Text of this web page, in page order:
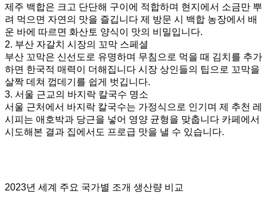
제주 백합은 크고 단단해 구이에 적합하며 현지에서 소금만 뿌
려 먹으면 자연의 맛을 즐깁니다 제 방문 시 백합 농장에서 배
운 바에 따르면 화산토 양식이 맛의 비밀입니다.
2. 부산 자갈치 시장의 꼬막 스페셜
부산 꼬막은 신선도로 유명하며 무침으로 먹을 때 김치를 추가
하면 한국적 매력이 더해집니다 시장 상인들의 팁으로 꼬막을
살짝 데쳐 껍데기를 쉽게 벗깁니다.
3. 서울 근교의 바지락 칼국수 명소
서울 근처에서 바지락 칼국수는 가정식으로 인기며 제 추천 레
시피는 애호박과 당근을 넣어 영양 균형을 맞춥니다 카페에서
시도해본 결과 집에서도 프로급 맛을 낼 수 있습니다.
2023년 세계 주요 국가별 조개 생산량 비교